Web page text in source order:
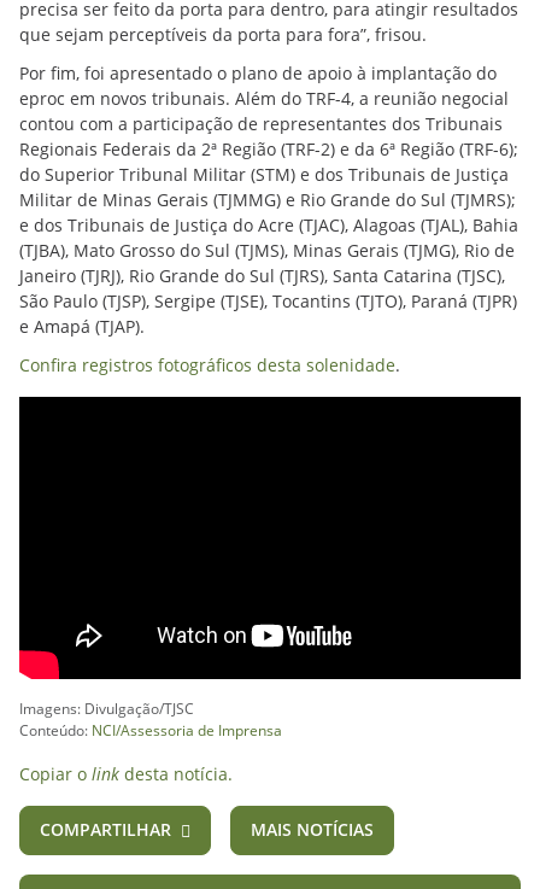
precisa ser feito da porta para dentro, para atingir resultados
que sejam perceptíveis da porta para fora”, frisou.
Por fim, foi apresentado o plano de apoio à implantação do
eproc em novos tribunais. Além do TRF-4, a reunião negocial
contou com a participação de representantes dos Tribunais
Regionais Federais da 2ª Região (TRF-2) e da 6ª Região (TRF-6);
do Superior Tribunal Militar (STM) e dos Tribunais de Justiça
Militar de Minas Gerais (TJMMG) e Rio Grande do Sul (TJMRS);
e dos Tribunais de Justiça do Acre (TJAC), Alagoas (TJAL), Bahia
(TJBA), Mato Grosso do Sul (TJMS), Minas Gerais (TJMG), Rio de
Janeiro (TJRJ), Rio Grande do Sul (TJRS), Santa Catarina (TJSC),
São Paulo (TJSP), Sergipe (TJSE), Tocantins (TJTO), Paraná (TJPR)
e Amapá (TJAP).
Confira registros fotográficos desta solenidade.
Imagens: Divulgação/TJSC
Conteúdo: NCI/Assessoria de Imprensa
Copiar o link desta notícia.
COMPARTILHAR MAIS NOTÍCIAS